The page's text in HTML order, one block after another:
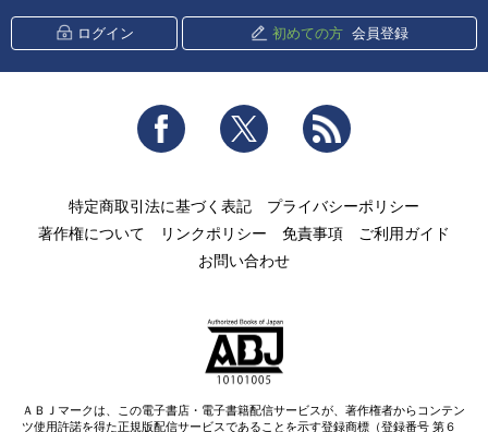
ログイン 初めての方 会員登録
Facebook Twitter
特定商取引法に基づく表記
プライバシーポリシー
著作権について
リンクポリシー 免責事項
ご利用ガイド
お問い合わせ
ＡＢＪマークは、この電子書店・電子書籍配信サービスが、著作権者からコンテン
ツ使用許諾を得た正規版配信サービスであることを示す登録商標（登録番号 第６